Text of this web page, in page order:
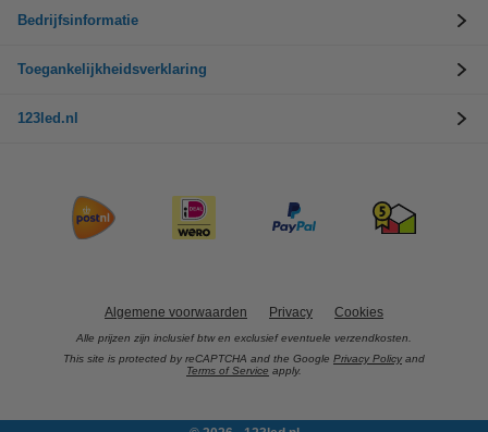
Bedrijfsinformatie
Toegankelijkheidsverklaring
123led.nl
Algemene voorwaarden Privacy Cookies
Alle prijzen zijn inclusief btw en exclusief eventuele verzendkosten.
This site is protected by reCAPTCHA and the Google Privacy Policy and
Terms of Service apply.